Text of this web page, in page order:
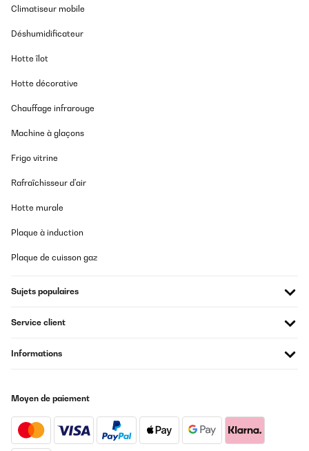
Climatiseur mobile
Déshumidificateur
Hotte îlot
Hotte décorative
Chauffage infrarouge
Machine à glaçons
Frigo vitrine
Rafraîchisseur d'air
Hotte murale
Plaque à induction
Plaque de cuisson gaz
Sujets populaires
Service client
Informations
Moyen de paiement